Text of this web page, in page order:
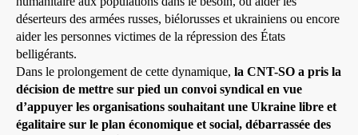
déserteurs des armées russes, biélorusses et ukrainiens ou encore
aider les personnes victimes de la répression des États
belligérants.
Dans le prolongement de cette dynamique, la CNT-SO a pris la
décision de mettre sur pied un convoi syndical en vue
d’appuyer les organisations souhaitant une Ukraine libre et
égalitaire sur le plan économique et social, débarrassée des